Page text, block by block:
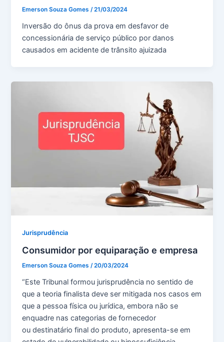
Emerson Souza Gomes/21/03/2024
Inversão do ônus da prova em desfavor de
concessionária de serviço público por danos
causados em acidente de trânsito ajuizada
Jurisprudência
Consumidor por equiparação e empresa
Emerson Souza Gomes/20/03/2024
“Este Tribunal formou jurisprudência no sentido de
que a teoria finalista deve ser mitigada nos casos em
que a pessoa física ou jurídica, embora não se
enquadre nas categorias de fornecedor
ou destinatário final do produto, apresenta-se em